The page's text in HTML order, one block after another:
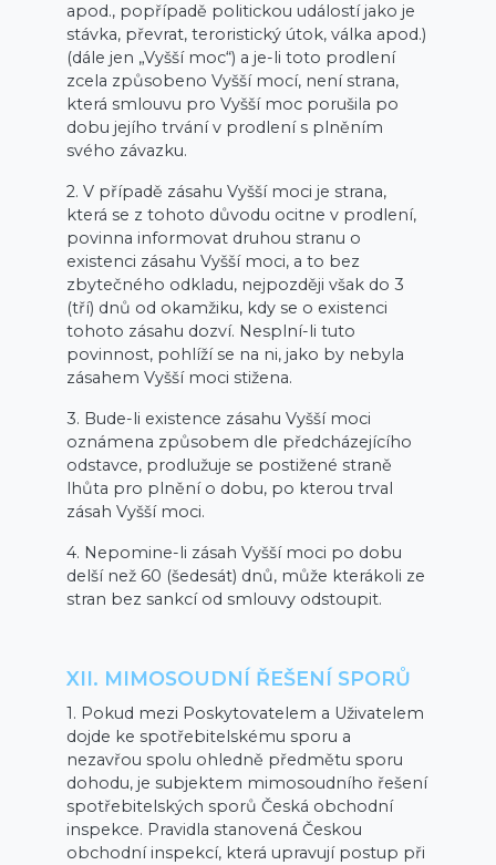
apod., popřípadě politickou událostí jako je
stávka, převrat, teroristický útok, válka apod.)
(dále jen „Vyšší moc“) a je-li toto prodlení
zcela způsobeno Vyšší mocí, není strana,
která smlouvu pro Vyšší moc porušila po
dobu jejího trvání v prodlení s plněním
svého závazku.
2. V případě zásahu Vyšší moci je strana,
která se z tohoto důvodu ocitne v prodlení,
povinna informovat druhou stranu o
existenci zásahu Vyšší moci, a to bez
zbytečného odkladu, nejpozději však do 3
(tří) dnů od okamžiku, kdy se o existenci
tohoto zásahu dozví. Nesplní-li tuto
povinnost, pohlíží se na ni, jako by nebyla
zásahem Vyšší moci stižena.
3. Bude-li existence zásahu Vyšší moci
oznámena způsobem dle předcházejícího
odstavce, prodlužuje se postižené straně
lhůta pro plnění o dobu, po kterou trval
zásah Vyšší moci.
4. Nepomine-li zásah Vyšší moci po dobu
delší než 60 (šedesát) dnů, může kterákoli ze
stran bez sankcí od smlouvy odstoupit.
XII. MIMOSOUDNÍ ŘEŠENÍ SPORŮ
1. Pokud mezi Poskytovatelem a Uživatelem
dojde ke spotřebitelskému sporu a
nezavřou spolu ohledně předmětu sporu
dohodu, je subjektem mimosoudního řešení
spotřebitelských sporů Česká obchodní
inspekce. Pravidla stanovená Českou
obchodní inspekcí, která upravují postup při